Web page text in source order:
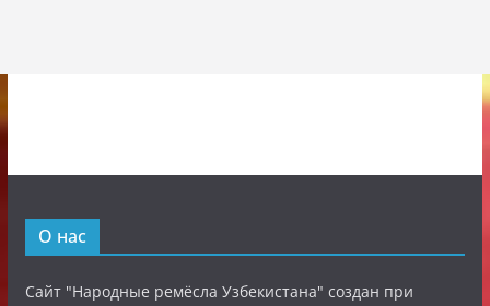
О нас
Сайт "Народные ремёсла Узбекистана" создан при